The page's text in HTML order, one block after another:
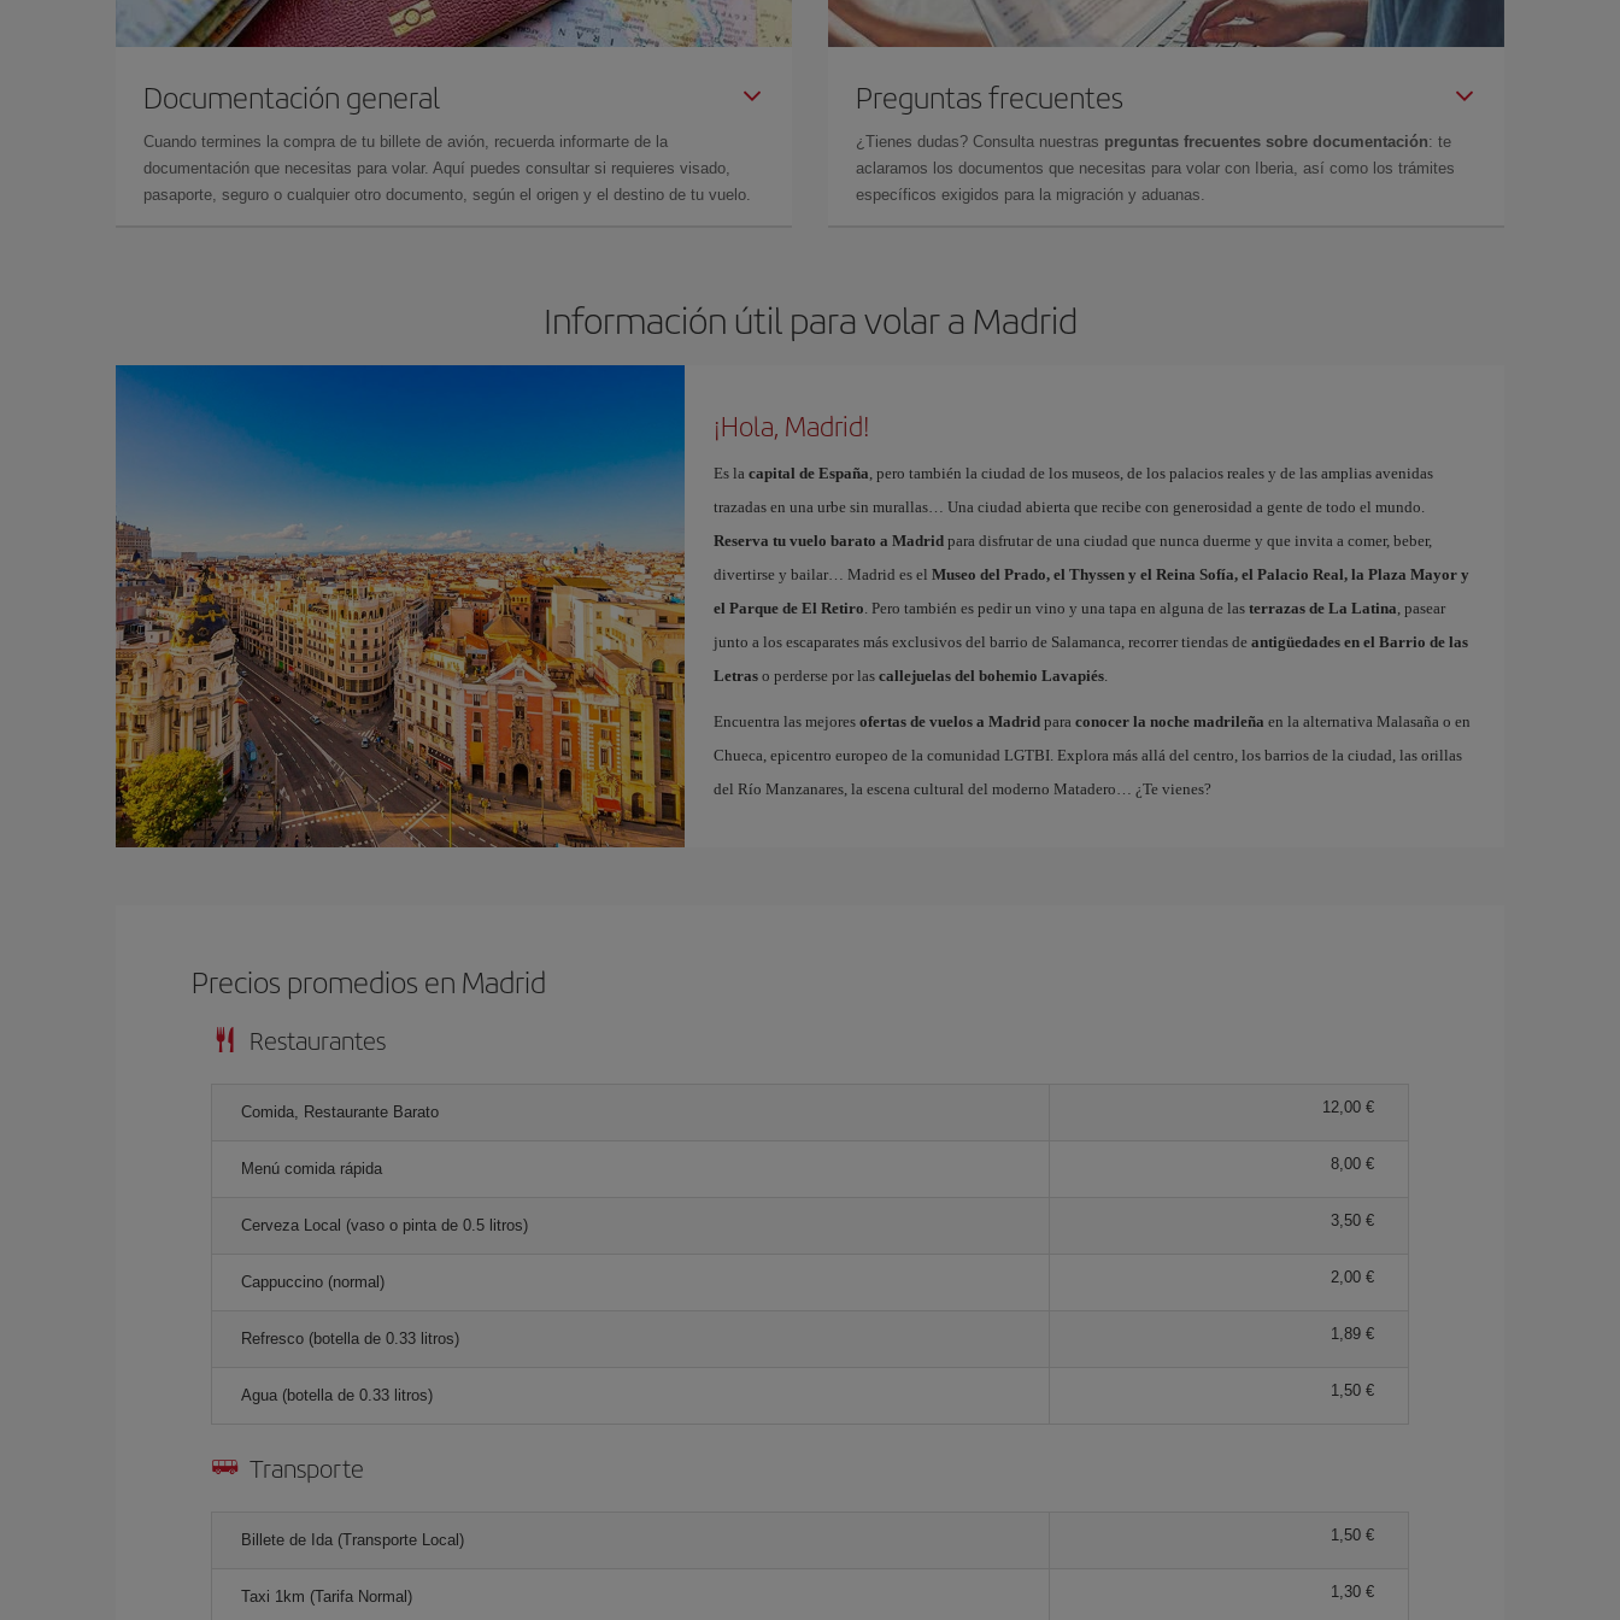
Documentación general
Cuando termines la compra de tu billete de avión, recuerda informarte de la
documentación que necesitas para volar. Aquí puedes consultar si requieres visado,
pasaporte, seguro o cualquier otro documento, según el origen y el destino de tu vuelo.
Preguntas frecuentes
¿Tienes dudas? Consulta nuestras preguntas frecuentes sobre documentación: te
aclaramos los documentos que necesitas para volar con Iberia, así como los trámites
específicos exigidos para la migración y aduanas.
Información útil para volar a Madrid
¡Hola, Madrid!
Es la capital de España, pero también la ciudad de los museos, de los palacios reales y de las amplias avenidas
trazadas en una urbe sin murallas… Una ciudad abierta que recibe con generosidad a gente de todo el mundo.
Reserva tu vuelo barato a Madridpara disfrutar de una ciudad que nunca duerme y que invita a comer, beber,
divertirse y bailar… Madrid es el Museo del Prado, el Thyssen y el Reina Sofía, el Palacio Real, la Plaza Mayor y
el Parque de El Retiro. Pero también es pedir un vino y una tapa en alguna de las terrazas de La Latina, pasear
junto a los escaparates más exclusivos del barrio de Salamanca, recorrer tiendas de antigüedades en el Barrio de las
Letraso perderse por las callejuelas del bohemio Lavapiés.
Encuentra las mejores ofertas de vuelos a Madridpara conocer la noche madrileña en la alternativa Malasaña o en
Chueca, epicentro europeo de la comunidad LGTBI. Explora más allá del centro, los barrios de la ciudad, las orillas
del Río Manzanares, la escena cultural del moderno Matadero… ¿Te vienes?
Precios promedios en Madrid
Restaurantes
Comida, Restaurante Barato 12,00 €
Menú comida rápida 8,00 €
Cerveza Local (vaso o pinta de 0.5 litros) 3,50 €
Cappuccino (normal) 2,00 €
Refresco (botella de 0.33 litros) 1,89 €
Agua (botella de 0.33 litros) 1,50 €
Transporte
Billete de Ida (Transporte Local) 1,50 €
Taxi 1km (Tarifa Normal) 1,30 €